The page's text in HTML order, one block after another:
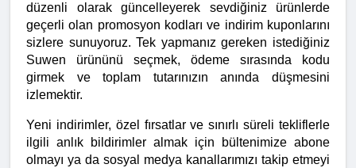
düzenli olarak güncelleyerek sevdiğiniz ürünlerde
geçerli olan promosyon kodları ve indirim kuponlarını
sizlere sunuyoruz. Tek yapmanız gereken istediğiniz
Suwen ürününü seçmek, ödeme sırasında kodu
girmek ve toplam tutarınızın anında düşmesini
izlemektir.
Yeni indirimler, özel fırsatlar ve sınırlı süreli tekliflerle
ilgili anlık bildirimler almak için bültenimize abone
olmayı ya da sosyal medya kanallarımızı takip etmeyi